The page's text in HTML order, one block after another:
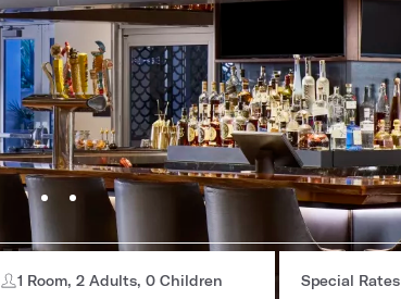
1 Room, 2 Adults, 0 Children Special Rates